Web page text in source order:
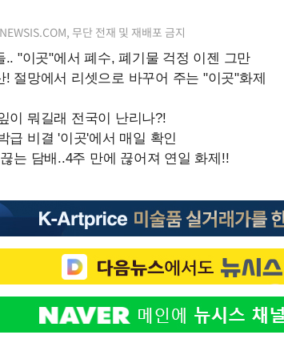
무단 전재 및 재배포 금지